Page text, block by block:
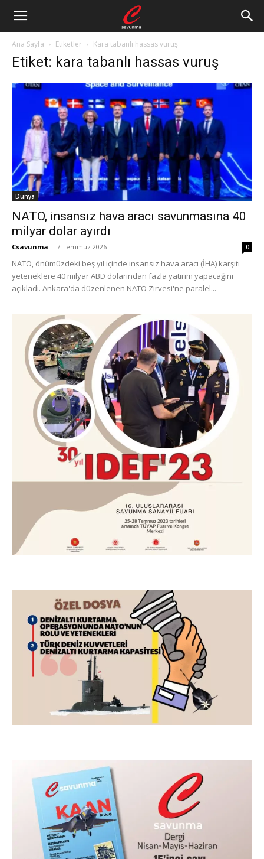
Ana Sayfa Etiketler Kara tabanlı hassas vuruş
Etiket: kara tabanlı hassas vuruş
Dünya
NATO, insansız hava aracı savunmasına 40
milyar dolar ayırdı
Csavunma - 7 Temmuz 2026 0
NATO, önümüzdeki beş yıl içinde insansız hava aracı (İHA) karşıtı
yeteneklere 40 milyar ABD dolarından fazla yatırım yapacağını
açıkladı. Ankara'da düzenlenen NATO Zirvesi'ne paralel...